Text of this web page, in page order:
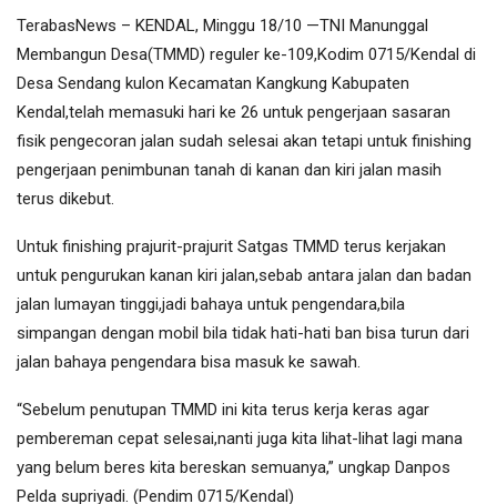
TerabasNews – KENDAL, Minggu 18/10 —TNI Manunggal
Membangun Desa(TMMD) reguler ke-109,Kodim 0715/Kendal di
Desa Sendang kulon Kecamatan Kangkung Kabupaten
Kendal,telah memasuki hari ke 26 untuk pengerjaan sasaran
fisik pengecoran jalan sudah selesai akan tetapi untuk finishing
pengerjaan penimbunan tanah di kanan dan kiri jalan masih
terus dikebut.
Untuk finishing prajurit-prajurit Satgas TMMD terus kerjakan
untuk pengurukan kanan kiri jalan,sebab antara jalan dan badan
jalan lumayan tinggi,jadi bahaya untuk pengendara,bila
simpangan dengan mobil bila tidak hati-hati ban bisa turun dari
jalan bahaya pengendara bisa masuk ke sawah.
“Sebelum penutupan TMMD ini kita terus kerja keras agar
pembereman cepat selesai,nanti juga kita lihat-lihat lagi mana
yang belum beres kita bereskan semuanya,” ungkap Danpos
Pelda supriyadi. (Pendim 0715/Kendal)